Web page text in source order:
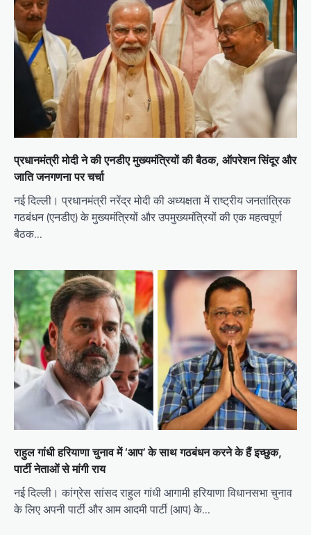
प्रधानमंत्री मोदी ने की एनडीए मुख्यमंत्रियों की बैठक, ऑपरेशन सिंदूर और
जाति जनगणना पर चर्चा
नई दिल्ली। प्रधानमंत्री नरेंद्र मोदी की अध्यक्षता में राष्ट्रीय जनतांत्रिक
गठबंधन (एनडीए) के मुख्यमंत्रियों और उपमुख्यमंत्रियों की एक महत्वपूर्ण
बैठक…
राहुल गांधी हरियाणा चुनाव में ‘आप’ के साथ गठबंधन करने के हैं इच्छुक,
पार्टी नेताओं से मांगी राय
नई दिल्ली। कांग्रेस सांसद राहुल गांधी आगामी हरियाणा विधानसभा चुनाव
के लिए अपनी पार्टी और आम आदमी पार्टी (आप) के…